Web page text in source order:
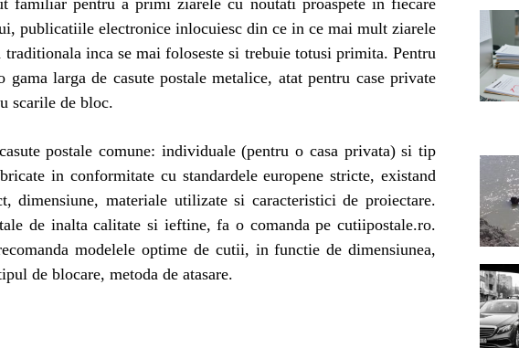
familiar pentru a primi ziarele cu noutati proaspete in fiecare
publicatiile electronice inlocuiesc din ce in ce mai mult ziarele
traditionala inca se mai foloseste si trebuie totusi primita. Pentru
gama larga de casute postale metalice, atat pentru case private
scarile de bloc.
postale comune: individuale (pentru o casa privata) si tip
in conformitate cu standardele europene stricte, existand
dimensiune, materiale utilizate si caracteristici de proiectare.
de inalta calitate si ieftine, fa o comanda pe cutiipostale.ro.
modelele optime de cutii, in functie de dimensiunea,
de blocare, metoda de atasare.